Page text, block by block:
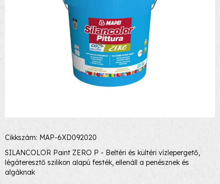
Cikkszám: MAP-6XD092020
SILANCOLOR Paint ZERO P - Beltéri és kültéri vízlepergető,
légáteresztő szilikon alapú festék, ellenáll a penésznek és
algáknak